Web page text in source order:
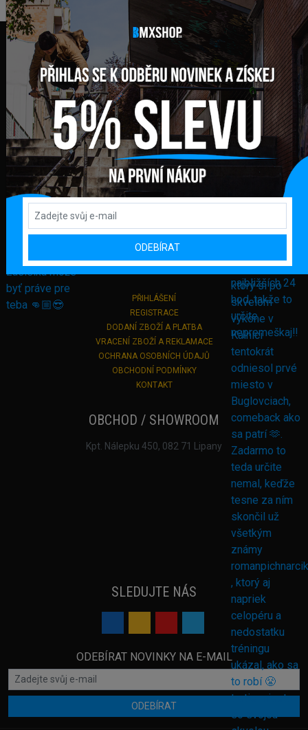
FAKTURAČNÍ ADRESA
GLOBAL DIAMONDS s. r. o.
Námestie sv. Martina 708/30
082 71 Lipany
Slovensko
+421 948 374 905
info@bmxshop.sk
Podporujeme online platby
DŮLEŽITÉ ODKAZY
PŘIHLÁŠENÍ
REGISTRACE
DODANÍ ZBOŽÍ A PLATBA
VRACENÍ ZBOŽÍ A REKLAMACE
OCHRANA OSOBNÍCH ÚDAJŮ
OBCHODNÍ PODMÍNKY
KONTAKT
OBCHOD / SHOWROOM
Kpt. Nálepku 450, 082 71 Lipany
SLEDUJTE NÁS
ODEBÍRAT NOVINKY NA E-MAIL
ODEBÍRAT
ODEBÍRAT